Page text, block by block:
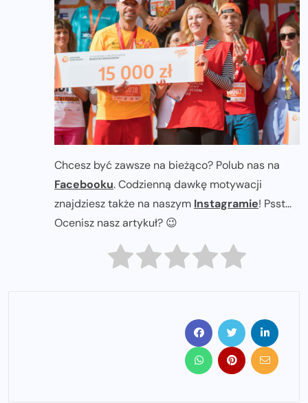
Chcesz być zawsze na bieżąco? Polub nas na
Facebooku. Codzienną dawkę motywacji
znajdziesz także na naszym Instagramie! Psst...
Ocenisz nasz artykuł? 😉